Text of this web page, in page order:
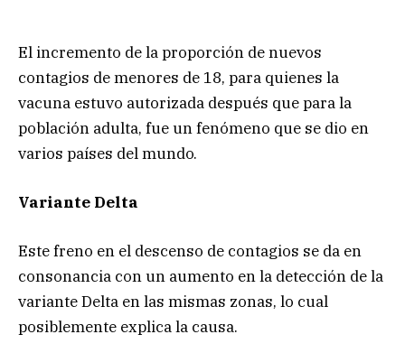
El incremento de la proporción de nuevos
contagios de menores de 18, para quienes la
vacuna estuvo autorizada después que para la
población adulta, fue un fenómeno que se dio en
varios países del mundo.
Variante Delta
Este freno en el descenso de contagios se da en
consonancia con un aumento en la detección de la
variante Delta en las mismas zonas, lo cual
posiblemente explica la causa.